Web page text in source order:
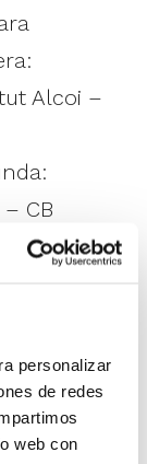
personalizar
de redes
web con
Alcoi –
CB
–
Escola